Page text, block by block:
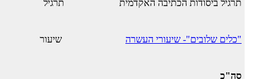
תרגיל ביסודות הכתיבה האקדמית תרגיל
"כלים שלובים"- שיעורי העשרה שיעור
סה"כ